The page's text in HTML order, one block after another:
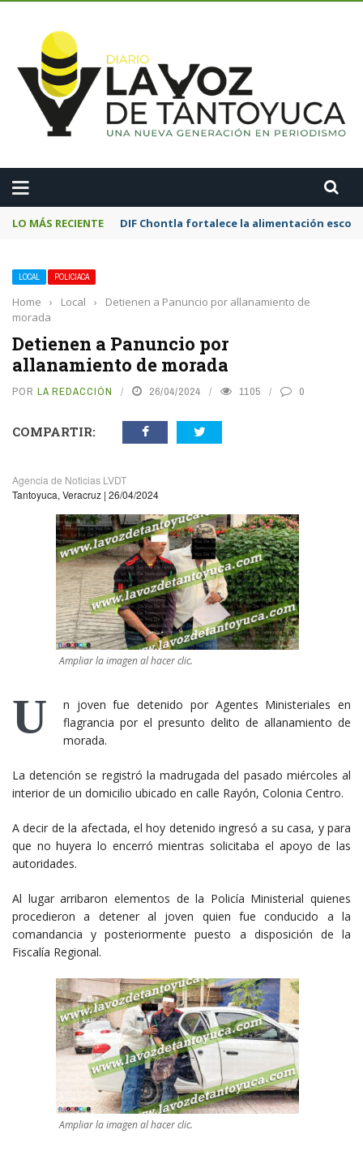
LO MÁS RECIENTE Motociclista resulta lesionado tras chocar
LOCAL POLICIACA
Home › Local ›
Detienen a Panuncio por allanamiento de
morada
Detienen a Panuncio por
allanamiento de morada
POR LA REDACCIÓN 26/04/2024 1105 0
COMPARTIR:
Agencia de Noticias LVDT
Tantoyuca, Veracruz | 26/04/2024
Ampliar la imagen al hacer clic.
U
n joven fue detenido por Agentes Ministeriales en
flagrancia por el presunto delito de allanamiento de
morada.
La detención se registró la madrugada del pasado miércoles al
interior de un domicilio ubicado en calle Rayón, Colonia Centro.
A decir de la afectada, el hoy detenido ingresó a su casa, y para
que no huyera lo encerró mientras solicitaba el apoyo de las
autoridades.
Al lugar arribaron elementos de la Policía Ministerial quienes
procedieron a detener al joven quien fue conducido a la
comandancia y posteriormente puesto a disposición de la
Fiscalía Regional.
Ampliar la imagen al hacer clic.